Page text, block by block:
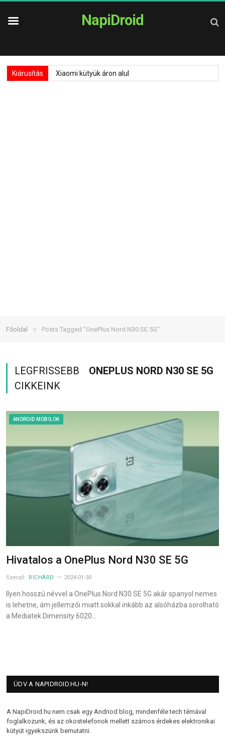
NapiDroid
Kiárusítás Xiaomi kütyük áron alul
Főoldal » Posts Tagged "OnePlus Nord N30 SE 5G"
LEGFRISSEBB
ONEPLUS NORD N30 SE 5G
CIKKEINK
ANDROID MOBILOK
Hivatalos a OnePlus Nord N30 SE 5G
Szerző: RICHÁRD 2024-01-30
Ilyen hosszú névvel a OnePlus Nord N30 SE 5G akár spanyol nemes
is lehetne, ám jellemzői miatt sokkal inkább az alsóházba sorolható
a Mediatek Dimensity 6020…
ÜDV A NAPIDROID.HU-N!
A NapiDroid.hu nem csak egy Andriod blog, mindenféle tech témával
foglalkozunk, és az okostelefonok mellett számos érdekes elektronikai
kütyüt igyekszünk bemutatni.